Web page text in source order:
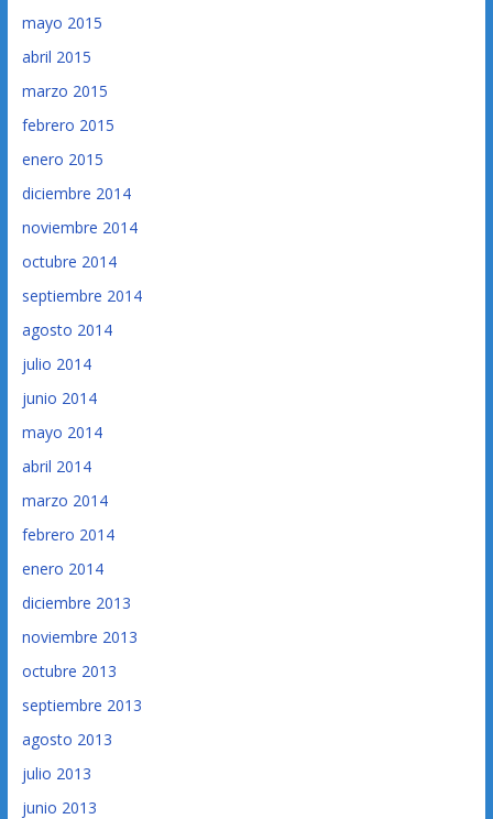
mayo 2015
abril 2015
marzo 2015
febrero 2015
enero 2015
diciembre 2014
noviembre 2014
octubre 2014
septiembre 2014
agosto 2014
julio 2014
junio 2014
mayo 2014
abril 2014
marzo 2014
febrero 2014
enero 2014
diciembre 2013
noviembre 2013
octubre 2013
septiembre 2013
agosto 2013
julio 2013
junio 2013